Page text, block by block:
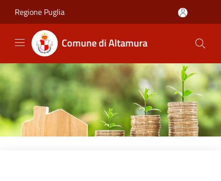
Regione Puglia
Comune di Altamura